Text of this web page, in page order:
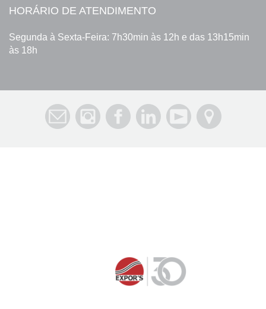
HORÁRIO DE ATENDIMENTO
Segunda à Sexta-Feira: 7h30min às 12h e das 13h15min
às 18h